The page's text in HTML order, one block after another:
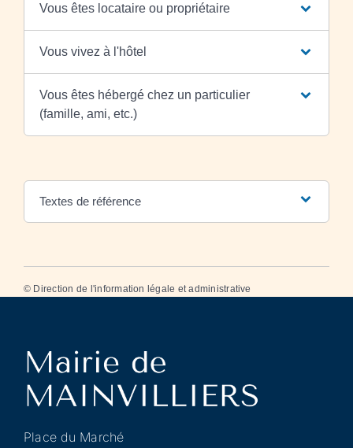
Vous êtes locataire ou propriétaire
Vous vivez à l'hôtel
Vous êtes hébergé chez un particulier
(famille, ami, etc.)
Textes de référence
© Direction de l'information légale et administrative
Place du Marché